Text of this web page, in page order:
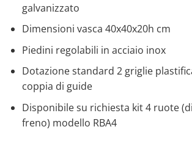
galvanizzato
Dimensioni vasca 40x40x20h cm
Piedini regolabili in acciaio inox
Dotazione standard 2 griglie
coppia di guide
Disponibile su richiesta kit 4 ruote
freno) modello RBA4